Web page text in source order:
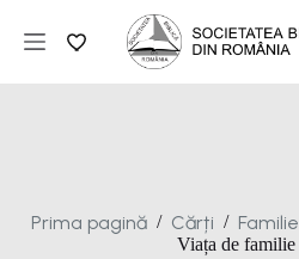
conținut
Prima pagină / Cărți / Familie
Viața de familie